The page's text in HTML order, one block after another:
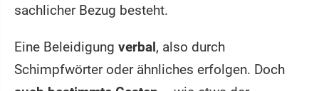
sachlicher Bezug besteht.
Eine Beleidigung verbal, also durch
Schimpfwörter oder ähnliches erfolgen. Doch